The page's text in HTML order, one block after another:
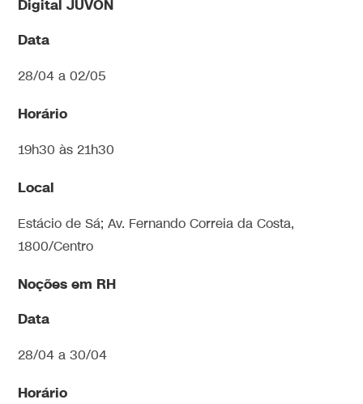
Digital JUVON
Data
28/04 a 02/05
Horário
19h30 às 21h30
Local
Estácio de Sá; Av. Fernando Correia da Costa,
1800/Centro
Noções em RH
Data
28/04 a 30/04
Horário